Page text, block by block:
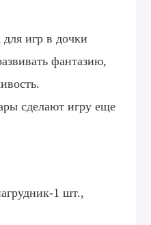
для игр в дочки
фантазию,
сделают игру еще
1 шт.,